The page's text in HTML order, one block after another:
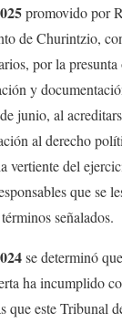
promovido por
de Churintzio,
por la presunta
y
junio, al
al derecho
vertiente del
que se
señalados.
se determinó
ha incumplido
que este Tribunal